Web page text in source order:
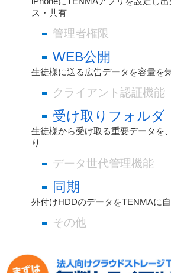
ス・共有
管理者権限
WEB公開
生徒様に送る広告データを容量を
クライアント認証機能
受け取りフォルダ
生徒様から受け取る重要データを
り
データ世代管理機能
同期
外付けHDDのデータをTENMAに
その他